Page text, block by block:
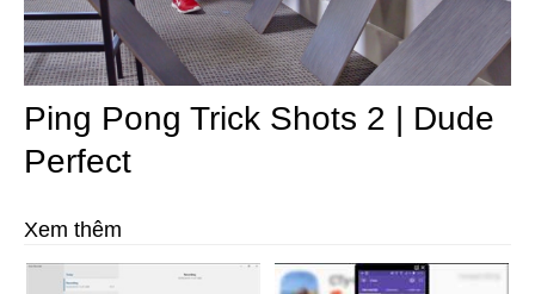
Video
Ping Pong Trick Shots 2 | Dude
Perfect
Xem thêm